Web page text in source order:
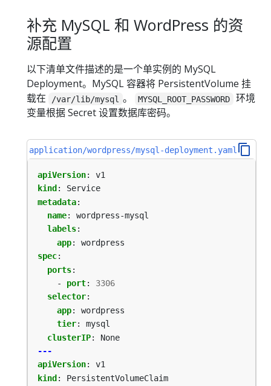
补充 MySQL 和 WordPress 的资
源配置
以下清单文件描述的是一个单实例的 MySQL
Deployment。MySQL 容器将 PersistentVolume 挂
载在
/var/lib/mysql 。 MYSQL_ROOT_PASSWORD
环境
变量根据 Secret 设置数据库密码。
application/wordpress/mysql-deployment.yaml
apiVersion:
v1
kind :
Service
metadata:
name:
wordpress-mysql
labels:
app:
wordpress
spec:
ports:
- port:
3306
selector:
app:
wordpress
tier:
mysql
clusterIP:
None
---
apiVersion:
v1
kind :
PersistentVolumeClaim